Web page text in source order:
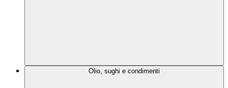
Olio, sughi e condimenti